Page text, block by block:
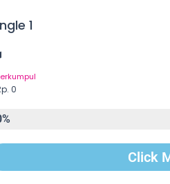
1
0
%
Click